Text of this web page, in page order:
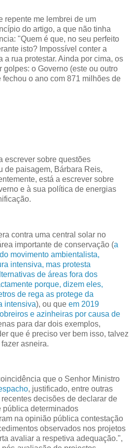
repente me lembrei de um
do artigo, a que não tinha
"Quem é que, no seu perfeito
isto? Impossível conter a
a rua protestar. Ainda por cima, os
golpes: o Governo (este ou outro
o ano com 871 milhões de
escrever sobre questões
de paisagem, Bárbara Reis,
está a escrever sobre
e à sua política de energias
contra uma central solar no
importante de conservação (a
movimento ambientalista,
intensiva, mas protesta
de áreas fora dos
porque, dizem eles,
de rega as protege da
intensiva), ou que em 2019
e azinheiras por causa de
para dar dois exemplos,
que é preciso ver bem isso, talvez
asneira.
que o Senhor Ministro
, justificado, entre outras
decisões de declarar de
determinados
na opinião pública contestação
observados nos projetos
avaliar a respetiva adequação.",